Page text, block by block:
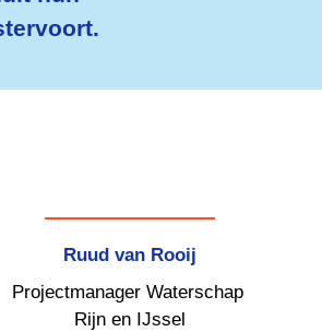
Ruud van Rooij
Projectmanager Waterschap
Rijn en IJssel